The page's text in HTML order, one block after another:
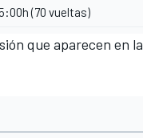
(70 vueltas)
que aparecen en la